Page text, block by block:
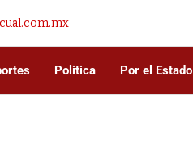
Politica Por el Estado